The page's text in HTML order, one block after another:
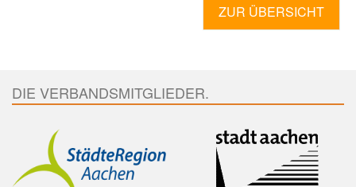
ZUR ÜBERSICHT
DIE VERBANDSMITGLIEDER.